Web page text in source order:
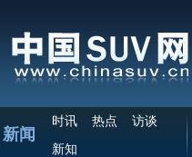
新闻
时讯 热点
访谈
新知